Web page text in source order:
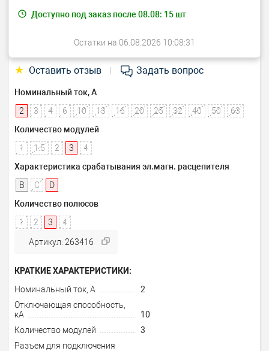
Доступно под заказ после 08.08: 15шт
Остатки на 06.08.2026 10:08:31
★ Оставить отзыв Задать вопрос
Номинальный ток, А
2
3 4 6 10 13 16 20 25 32 40 50
63
Количество модулей
1
1.5 2 3
4
Характеристика срабатывания эл.магн. расцепителя
B
C
D
Количество полюсов
1
2 3 4
Артикул: 263416
КРАТКИЕ ХАРАКТЕРИСТИКИ:
Номинальный ток, А
2
Отключающая способность,
кА
10
Количество модулей
3
Разъем для подключения